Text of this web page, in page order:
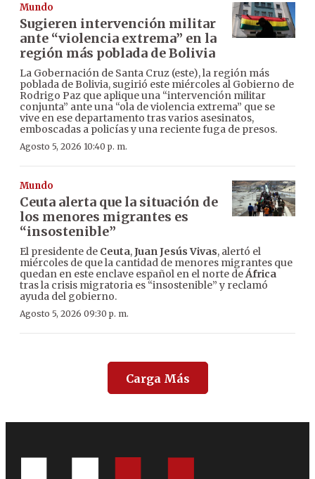
Mundo
Sugieren intervención militar
ante “violencia extrema” en la
región más poblada de Bolivia
La Gobernación de Santa Cruz (este), la región más
poblada de Bolivia, sugirió este miércoles al Gobierno de
Rodrigo Paz que aplique una “intervención militar
conjunta” ante una “ola de violencia extrema” que se
vive en ese departamento tras varios asesinatos,
emboscadas a policías y una reciente fuga de presos.
Agosto 5, 2026 10:40 p. m.
Mundo
Ceuta alerta que la situación de
los menores migrantes es
“insostenible”
El presidente de Ceuta,Juan Jesús Vivas, alertó el
miércoles de que la cantidad de menores migrantes que
quedan en este enclave español en el norte deÁfrica
tras la crisis migratoria es “insostenible” y reclamó
ayuda del gobierno.
Agosto 5, 2026 09:30 p. m.
Carga Más